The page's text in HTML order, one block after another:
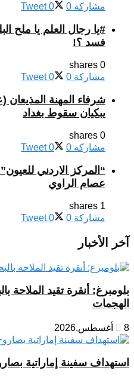
مشاركة 0
Tweet 0
#يا رجال العلم يا ملح
فسد ؟!
0 shares
مشاركة 0
Tweet 0
شرفاء المهنة
يبكيان سقوط بغداد
0 shares
مشاركة 0
Tweet 0
“المركز الاردني
عصام الراوي
1 shares
مشاركة 0
Tweet 0
آخر الأخبار
بلومبرغ: أنقرة تقيد الملاحة
الهجمات
8 أغسطس,2026
استهداف سفينة إماراتية